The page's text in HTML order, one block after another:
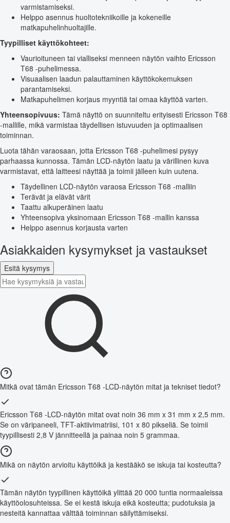
varmistamiseksi.
Helppo asennus huoltotekniikoille ja kokeneille
matkapuhelinhuoltajille.
Tyypilliset käyttökohteet:
Vaurioituneen tai vialliseksi menneen näytön vaihto Ericsson
T68 -puhelimessa.
Visuaalisen laadun palauttaminen käyttökokemuksen
parantamiseksi.
Matkapuhelimen korjaus myyntiä tai omaa käyttöä varten.
Yhteensopivuus: Tämä näyttö on suunniteltu erityisesti Ericsson T68
-mallille, mikä varmistaa täydellisen istuvuuden ja optimaalisen
toiminnan.
Luota tähän varaosaan, jotta Ericsson T68 -puhelimesi pysyy
parhaassa kunnossa. Tämän LCD-näytön laatu ja värillinen kuva
varmistavat, että laitteesi näyttää ja toimii jälleen kuin uutena.
Täydellinen LCD-näytön varaosa Ericsson T68 -malliin
Terävät ja elävät värit
Taattu alkuperäinen laatu
Yhteensopiva yksinomaan Ericsson T68 -mallin kanssa
Helppo asennus korjausta varten
Asiakkaiden kysymykset ja vastaukset
Esitä kysymys
Mitkä ovat tämän Ericsson T68 -LCD-näytön mitat ja tekniset tiedot?
Ericsson T68 -LCD-näytön mitat ovat noin 36 mm x 31 mm x 2,5 mm.
Se on väripaneeli, TFT-aktiivimatriisi, 101 x 80 pikseliä. Se toimii
tyypillisesti 2,8 V jännitteellä ja painaa noin 5 grammaa.
Mikä on näytön arvioitu käyttöikä ja kestääkö se iskuja tai kosteutta?
Tämän näytön tyypillinen käyttöikä ylittää 20 000 tuntia normaaleissa
käyttöolosuhteissa. Se ei kestä iskuja eikä kosteutta; pudotuksia ja
nesteitä kannattaa välttää toiminnan säilyttämiseksi.